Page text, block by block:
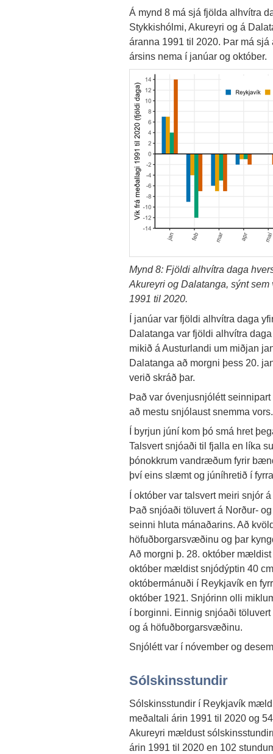
Á mynd 8 má sjá fjölda alhvítra
Stykkishólmi, Akureyri og á
áranna 1991 til 2020. Þar má
ársins nema í janúar og október.
Mynd 8: Fjöldi alhvítra daga
Akureyri og Dalatanga, sýnt
1991 til 2020.
Í janúar var fjöldi alhvítra daga
Dalatanga var fjöldi alhvítra
mikið á Austurlandi um miðjan
Dalatanga að morgni þess 20.
verið skráð þar.
Það var óvenjusnjólétt
að mestu snjólaust snemma vors.
Í byrjun júní kom þó smá hret
Talsvert snjóaði til fjalla en líka
þónokkrum vandræðum fyrir
því eins slæmt og júníhretið í
Í október var talsvert meiri snjór
Það snjóaði töluvert á Norður-
seinni hluta mánaðarins. Að
höfuðborgarsvæðinu og þar
Að morgni þ. 28. október
október mældist snjódýptin 40
októbermánuði í Reykjavík en
október 1921. Snjórinn olli
í borginni. Einnig snjóaði
og á höfuðborgarsvæðinu.
Snjólétt var í nóvember og
Sólskinsstundir
Sólskinsstundir í Reykjavík
meðaltali árin 1991 til 2020 og
Akureyri mældust
árin 1991 til 2020 en 102